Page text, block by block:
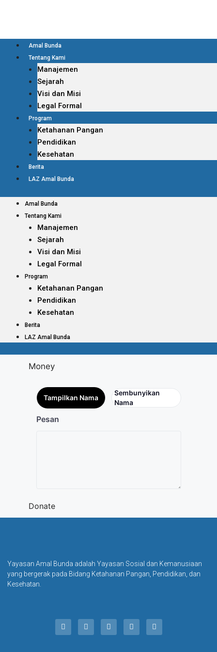
Amal Bunda
Tentang Kami
Manajemen
Sejarah
Visi dan Misi
Legal Formal
Program
Ketahanan Pangan
Pendidikan
Kesehatan
Berita
LAZ Amal Bunda
Amal Bunda
Tentang Kami
Manajemen
Sejarah
Visi dan Misi
Legal Formal
Program
Ketahanan Pangan
Pendidikan
Kesehatan
Berita
LAZ Amal Bunda
Money
Tampilkan Nama
Sembunyikan
Nama
Pesan
Donate
Yayasan Amal Bunda adalah Yayasan Sosial dan Kemanusiaan
yang bergerak pada Bidang Ketahanan Pangan, Pendidikan, dan
Kesehatan.